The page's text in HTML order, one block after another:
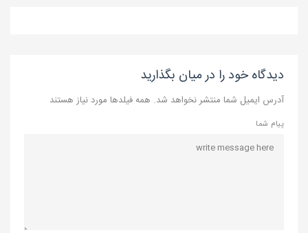
دیدگاه خود را در میان بگذارید
آدرس ایمیل شما منتشر نخواهد شد. همه فیلدها مورد نیاز هستند
پیام شما